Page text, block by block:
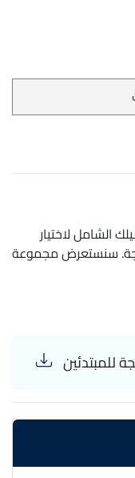
الشامل لاختيار
سنستعرض مجموعة
في بناء أساس
المناسب حسب
بطريقة سهلة
يسعى لتعزيز معرفته،
الباشمبرمج
للمبتدئين